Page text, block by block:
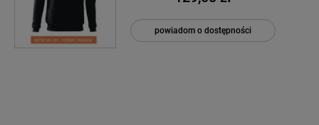
powiadom o dostępności